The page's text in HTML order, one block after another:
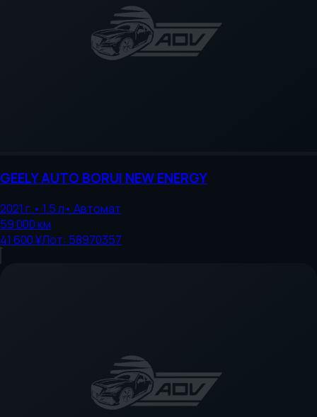
GEELY AUTO BORUI NEW ENERGY
2021 г.• 1.5л• Автомат
59 000км
41 600 ¥Лот: 58970357